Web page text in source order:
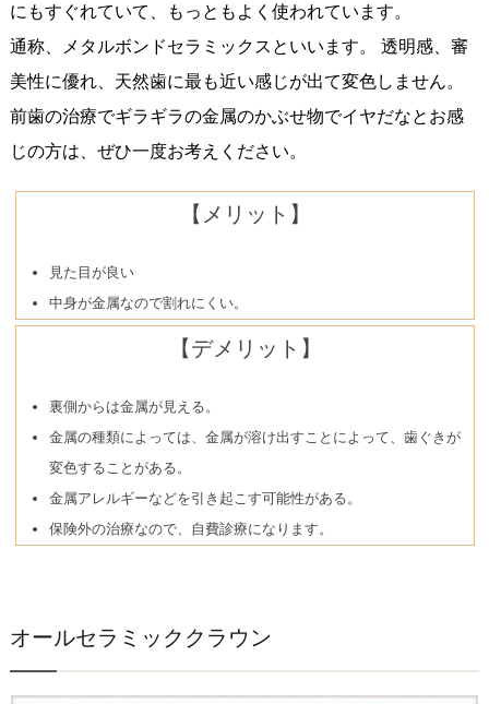
にもすぐれていて、もっともよく使われています。
通称、メタルボンドセラミックスといいます。 透明感、審
美性に優れ、天然歯に最も近い感じが出て変色しません。
前歯の治療でギラギラの金属のかぶせ物でイヤだなとお感
じの方は、ぜひ一度お考えください。
【メリット】
見た目が良い
中身が金属なので割れにくい。
【デメリット】
裏側からは金属が見える。
金属の種類によっては、金属が溶け出すことによって、歯ぐきが
変色することがある。
金属アレルギーなどを引き起こす可能性がある。
保険外の治療なので、自費診療になります。
オールセラミッククラウン